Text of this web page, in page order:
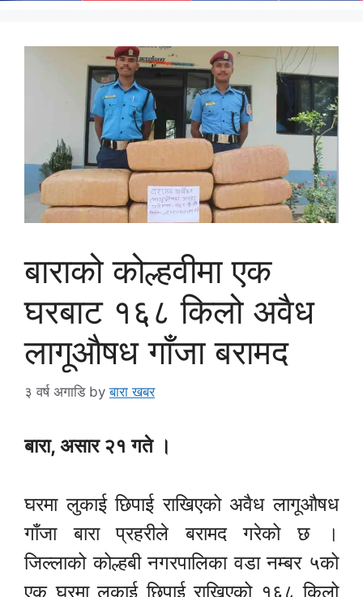
बाराको कोल्हवीमा एक
घरबाट १६८ किलो अवैध
लागूऔषध गाँजा बरामद
३ वर्ष अगाडि byबारा खबर
बारा, असार २१ गते ।
घरमा लुकाई छिपाई राखिएको अवैध लागूऔषध
गाँजा बारा प्रहरीले बरामद गरेको छ ।
जिल्लाको कोल्हबी नगरपालिका वडा नम्बर ५को
एक घरमा लुकाई छिपाई राखिएको १६८ किलो